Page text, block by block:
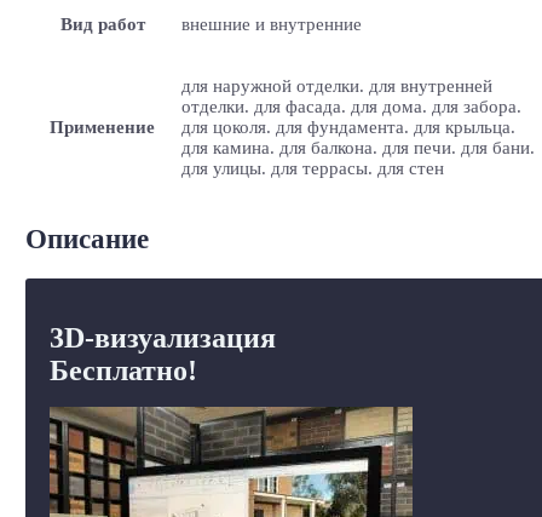
Вид работ внешние и внутренние
Применение
для наружной отделки. для внутренней
отделки. для фасада. для дома. для забора.
для цоколя. для фундамента. для крыльца.
для камина. для балкона. для печи. для бани.
для улицы. для террасы. для стен
Описание
3D-визуализация
Бесплатно!